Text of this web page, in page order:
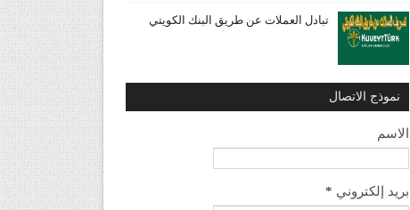
تبادل العملات عن طريق البنك الكويتي
نموذج الاتصال
الاسم
بريد إلكتروني *